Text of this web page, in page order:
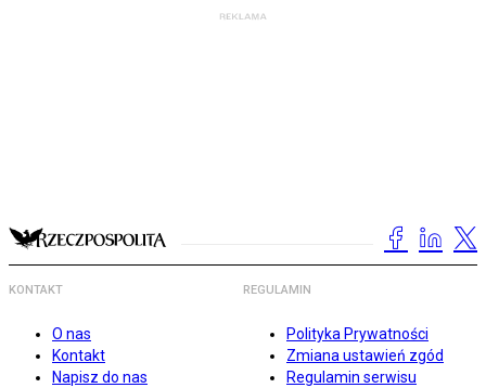
KONTAKT
O nas
Kontakt
Napisz do nas
REGULAMIN
Polityka Prywatności
Zmiana ustawień zgód
Regulamin serwisu